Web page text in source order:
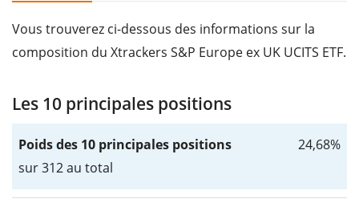
Vous trouverez ci-dessous des informations sur la
composition du Xtrackers S&P Europe ex UK UCITS ETF.
Les 10 principales positions
Poids des 10 principales positions
sur 312 au total
24,68%